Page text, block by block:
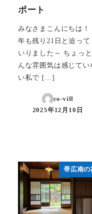
ポート
みなさまこんにちは！
年も残り21日と迫って
いりました～ ちょっ
んな雰囲気は感じてい
い私で […]
co-vill
投稿日
2025年12月10日
帯広南の